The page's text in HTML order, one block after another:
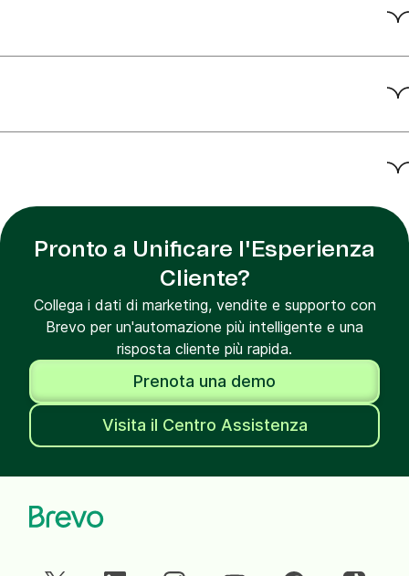
Pronto a Unificare l'Esperienza
Cliente?
Collega i dati di marketing, vendite e supporto con
Brevo per un'automazione più intelligente e una
risposta cliente più rapida.
Prenota una demo
Visita il Centro Assistenza